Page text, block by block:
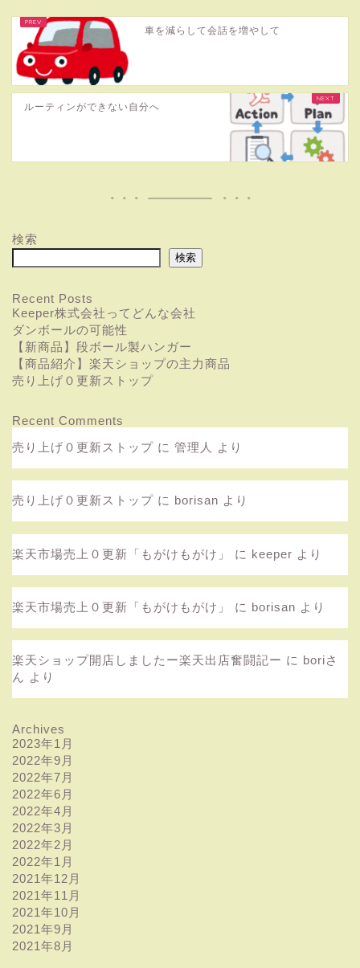
車を減らして会話を増やして
ルーティンができない自分へ
検索
検索
Recent Posts
Keeper株式会社ってどんな会社
ダンボールの可能性
【新商品】段ボール製ハンガー
【商品紹介】楽天ショップの主力商品
売り上げ０更新ストップ
Recent Comments
売り上げ０更新ストップ に 管理人 より
売り上げ０更新ストップ に borisan より
楽天市場売上０更新「もがけもがけ」 に keeper より
楽天市場売上０更新「もがけもがけ」 に borisan より
楽天ショップ開店しましたー楽天出店奮闘記ー に boriさ
ん より
Archives
2023年1月
2022年9月
2022年7月
2022年6月
2022年4月
2022年3月
2022年2月
2022年1月
2021年12月
2021年11月
2021年10月
2021年9月
2021年8月